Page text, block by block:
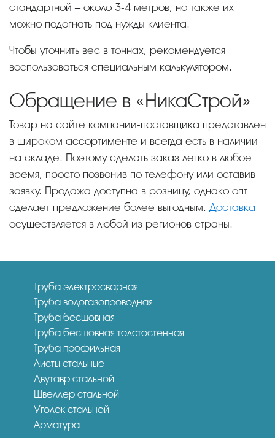
стандартной – около 3-4 метров, но также их
можно подогнать под нужды клиента.
Чтобы уточнить вес в тоннах, рекомендуется
воспользоваться специальным калькулятором.
Обращение в «НикаСтрой»
Товар на сайте компании-поставщика представлен
в широком ассортименте и всегда есть в наличии
на складе. Поэтому сделать заказ легко в любое
время, просто позвонив по телефону или оставив
заявку. Продажа доступна в розницу, однако опт
сделает предложение более выгодным. Доставка
осуществляется в любой из регионов страны.
Труба электросварная
Труба водогазопроводная
Труба бесшовная
Труба бесшовная толстостенная
Труба профильная
Листы стальные
Двутавр стальной
Швеллер стальной
Уголок стальной
Арматура